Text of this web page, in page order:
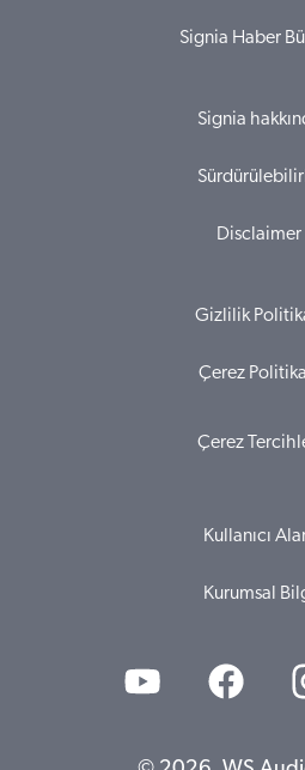
Signia Haber
Signia
Disclaimer
Gizlilik
Çerez
Çerez
Kullanıcı
Kurumsal